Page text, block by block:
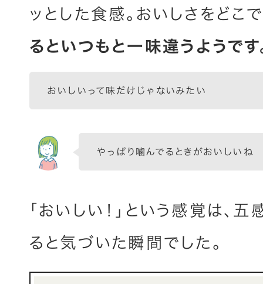
ッとした食感。おいしさをどこ
るといつもと一味違うようです
おいしいって味だけじゃないみたい
やっぱり噛んでるときがおいしいね
「おいしい！」という感覚は、
ると気づいた瞬間でした。